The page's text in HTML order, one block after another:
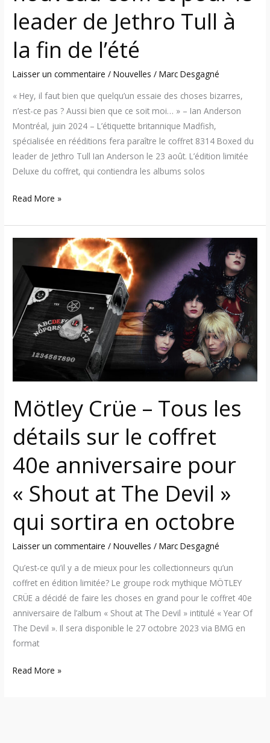
leader de Jethro Tull à
la fin de l’été
Laisser un commentaire /Nouvelles /Marc Desgagné
« Hey, il faut bien que quelqu’un essaie des choses bizarres,
n’est-ce pas ? Aussi bien que ce soit moi… » – Ian Anderson
Montréal, juin 2024 – L’étiquette britannique Madfish,
spécialisée en rééditions fera paraître le coffret 8314 Boxed du
leader de Jethro Tull Ian Anderson le 23 août. L’édition limitée
Deluxe du coffret, qui contiendra les albums solos
de
Read More »
Mötley Crüe – Tous les
détails sur le coffret
40e anniversaire pour
« Shout at The Devil »
qui sortira en octobre
Laisser un commentaire /Nouvelles /Marc Desgagné
Qu’est-ce qu’il y a de mieux pour les collectionneurs qu’un
coffret en édition limitée? Le groupe rock mythique MÖTLEY
CRÜE a décidé de faire les choses en grand pour le coffret 40e
anniversaire de l’album « Shout at The Devil » intitulé « Year Of
The Devil ». Il sera disponible le 27 octobre 2023 via BMG en
format
Tous
détails
sur
40e
pour
« Shout
at
The
Devil »
sortira
en
octobre
Read More »